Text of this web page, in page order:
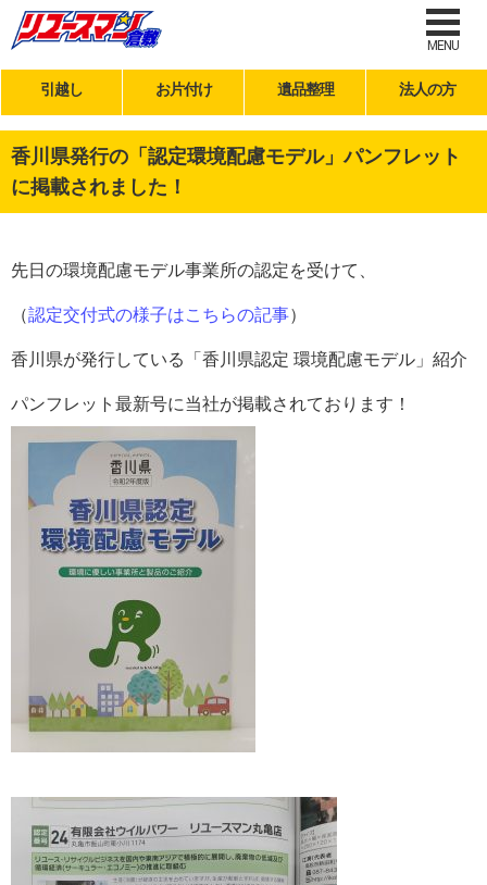
MENU
引越し お片付け 遺品整理 法人の方
香川県発行の「認定環境配慮モデル」パンフレット
に掲載されました！
先日の環境配慮モデル事業所の認定を受けて、
（認定交付式の様子はこちらの記事）
香川県が発行している「香川県認定 環境配慮モデル」紹介
パンフレット最新号に当社が掲載されております！